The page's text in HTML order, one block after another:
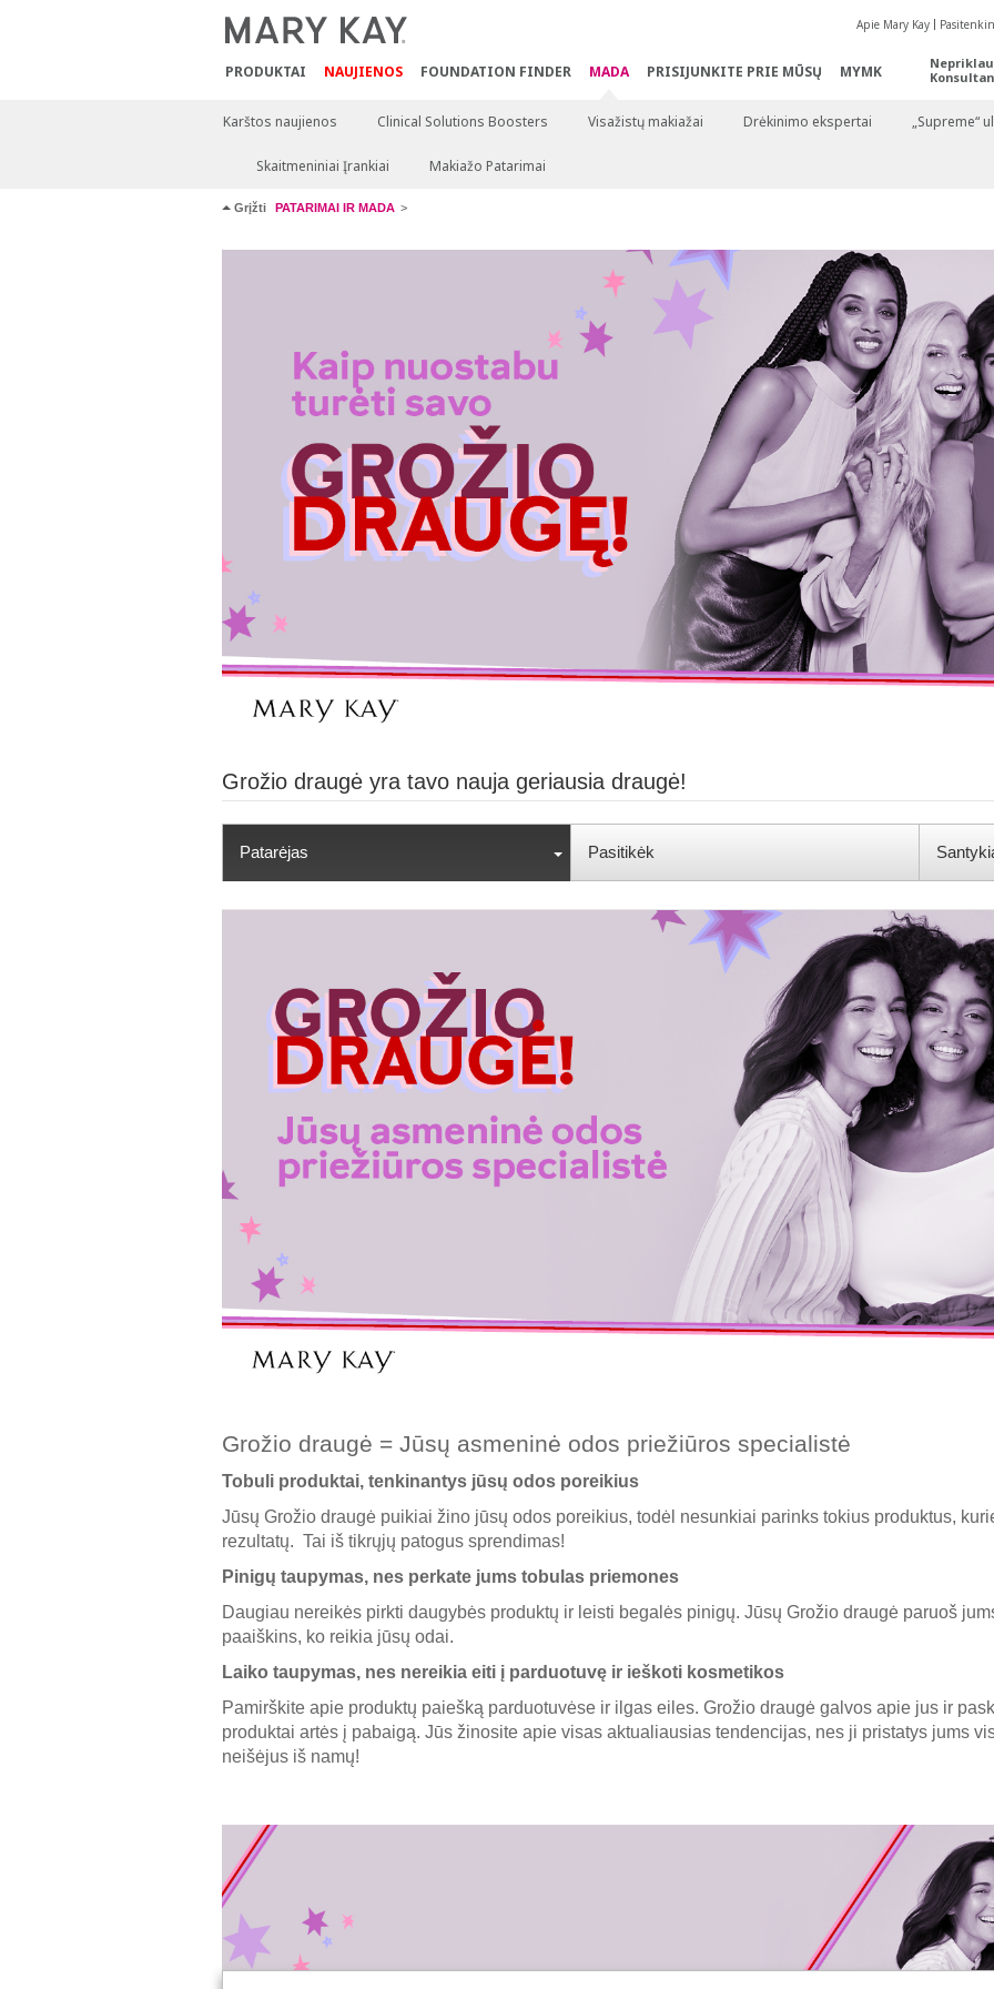
PRODUKTAI NAUJIENOS FOUNDATION FINDER MADA PRISIJUNKITE PRIE MŪSŲ MYMK
Apie Mary Kay
Karštos naujienos Clinical Solutions Boosters Visažistų makiažai Drėkinimo ekspertai „Supreme“
Skaitmeniniai Įrankiai Makiažo Patarimai
Grįžti PATARIMAI IR MADA
Grožio draugė yra tavo nauja geriausia draugė!
Patarėjas Pasitikėk
Grožio draugė = Jūsų asmeninė odos priežiūros specialistė
Tobuli produktai, tenkinantys jūsų odos poreikius
Jūsų Grožio draugė puikiai žino jūsų odos poreikius, todėl nesunkiai parinks tokius produktus,
rezultatų. Tai iš tikrųjų patogus sprendimas!
Pinigų taupymas, nes perkate jums tobulas priemones
Daugiau nereikės pirkti daugybės produktų ir leisti begalės pinigų. Jūsų Grožio draugė paruoš
paaiškins, ko reikia jūsų odai.
Laiko taupymas, nes nereikia eiti į parduotuvę ir ieškoti kosmetikos
Pamirškite apie produktų paiešką parduotuvėse ir ilgas eiles. Grožio draugė galvos apie jus ir
produktai artės į pabaigą. Jūs žinosite apie visas aktualiausias tendencijas, nes ji pristatys jums
neišėjus iš namų!